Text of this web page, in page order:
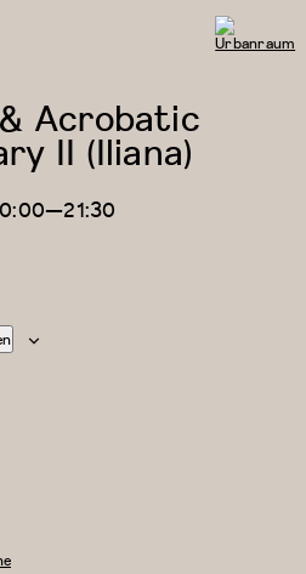
Acrobatic
II (Iliana)
—21:30